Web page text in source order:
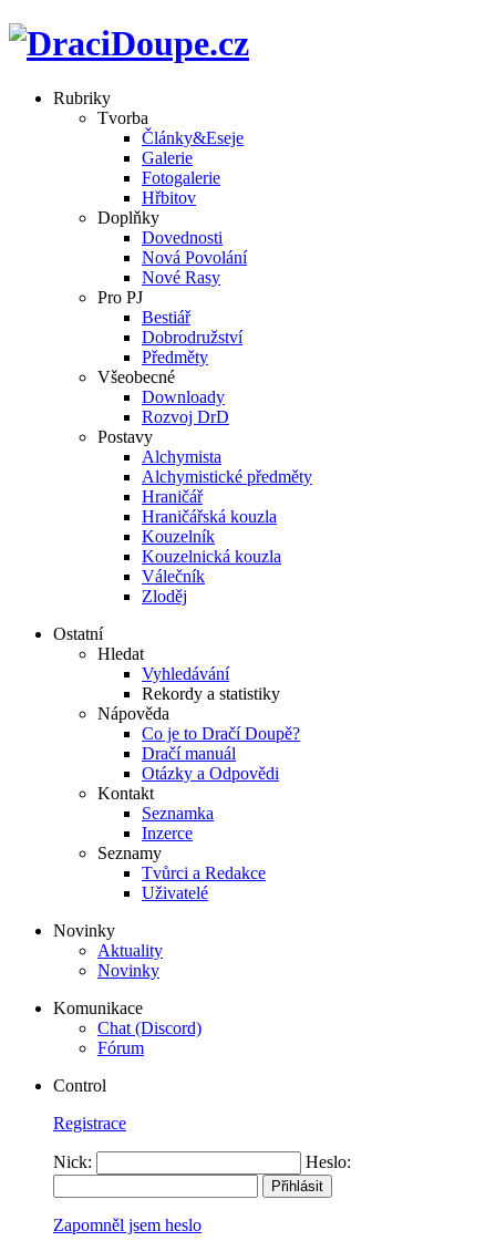
Rubriky
Tvorba
Články&Eseje
Galerie
Fotogalerie
Hřbitov
Doplňky
Dovednosti
Nová Povolání
Nové Rasy
Pro PJ
Bestiář
Dobrodružství
Předměty
Všeobecné
Downloady
Rozvoj DrD
Postavy
Alchymista
Alchymistické předměty
Hraničář
Hraničářská kouzla
Kouzelník
Kouzelnická kouzla
Válečník
Zloděj
Ostatní
Hledat
Vyhledávání
Rekordy a statistiky
Nápověda
Co je to Dračí Doupě?
Dračí manuál
Otázky a Odpovědi
Kontakt
Seznamka
Inzerce
Seznamy
Tvůrci a Redakce
Uživatelé
Novinky
Aktuality
Novinky
Komunikace
Chat (Discord)
Fórum
Control
Registrace
Nick: Heslo:
Zapomněl jsem heslo